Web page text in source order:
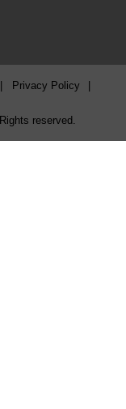
Privacy Policy
Rights reserved.